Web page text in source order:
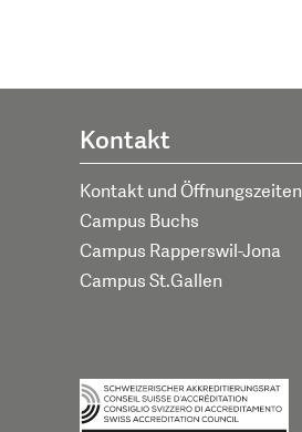
Kontakt
Kontakt und Öffnungszeiten
Campus Buchs
Campus Rapperswil-Jona
Campus St.Gallen